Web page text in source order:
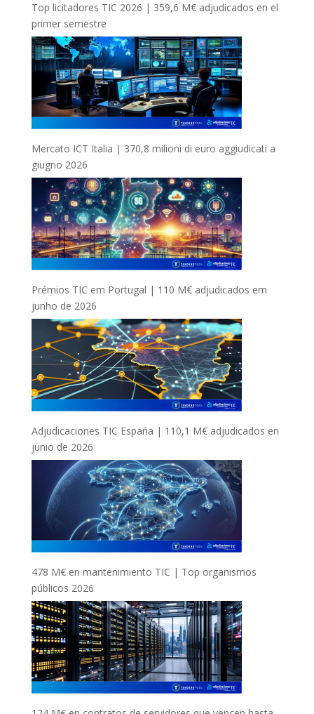
Top licitadores TIC 2026 | 359,6 M€ adjudicados en el
primer semestre
Mercato ICT Italia | 370,8 milioni di euro aggiudicati a
giugno 2026
Prémios TIC em Portugal | 110 M€ adjudicados em
junho de 2026
Adjudicaciones TIC España | 110,1 M€ adjudicados en
junio de 2026
478 M€ en mantenimiento TIC | Top organismos
públicos 2026